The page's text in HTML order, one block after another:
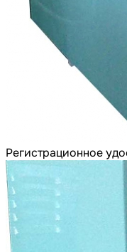
Регистрационное